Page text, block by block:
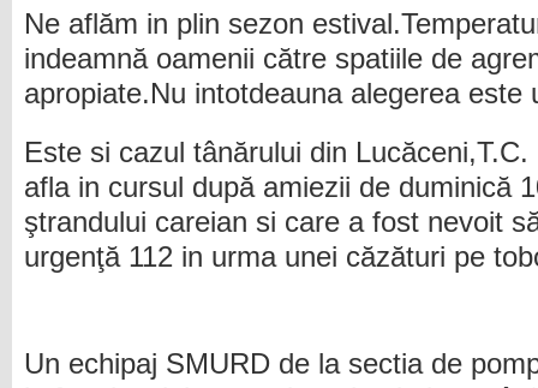
Ne aflăm in plin sezon
indeamnă oamenii către spatiile de
apropiate.Nu intotdeauna alegerea este
Este si cazul tânărului din
afla in cursul după amiezii de duminică
ştrandului careian si care a fost nevoit
urgenţă 112 in urma unei căzături pe
Un echipaj SMURD de la sectia de